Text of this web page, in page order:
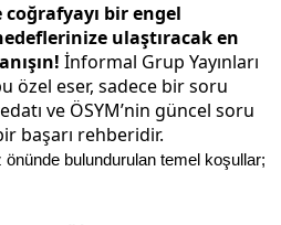
coğrafyayı bir engel
ulaştıracak en
İnformal Grup Yayınları
özel eser, sadece bir soru
ve ÖSYM’nin güncel soru
başarı rehberidir.
önünde bulundurulan temel koşullar;